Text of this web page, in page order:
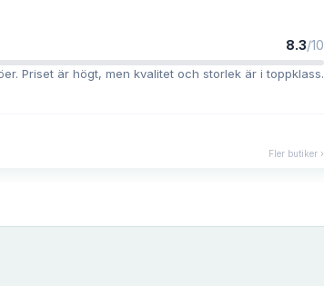
8.3/10
Priset är högt, men kvalitet och storlek är i toppklass.
Fler butiker ›